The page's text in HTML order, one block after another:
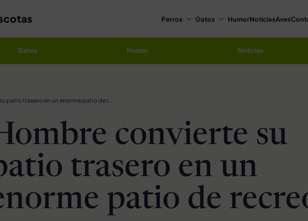
Perros Gatos HumorNoticiasAves
Gatos Humor Noticias
Hombre convierte su patio trasero en un enorme patio de recreo para sus perros
convierte su
trasero en un
patio de